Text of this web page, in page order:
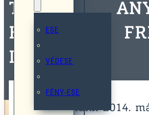
ESE
VÉDESE
FÉNY-ESE
TERÉZ
KAPOTT
LAUER ÚR
Egyesületünk 2014.